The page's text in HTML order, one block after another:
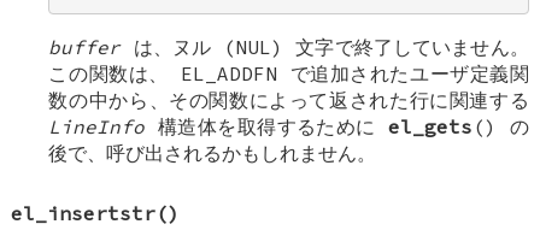
bufferは、ヌル (NUL) 文字で終了していません。
この関数は、 EL_ADDFN で追加されたユーザ定義関
数の中から、その関数によって返された行に関連する
LineInfo 構造体を取得するためにel_gets () の
後で、呼び出されるかもしれません。
el_insertstr()